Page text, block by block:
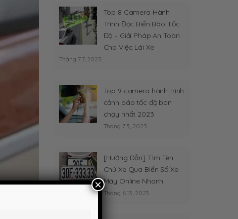
Top 8 Camera Hành
Trình Đọc Biển Báo Tốc
Độ – Giải Pháp An Toàn
Cho Việc Lái Xe
Tháng 7 7, 2023
Top 9 camera hành trình
cảnh báo tốc độ bán
chạy nhất 2023
Tháng 7 5, 2023
[Hướng Dẫn] Tìm Tên
Chủ Xe Qua Biển Số Xe
Máy Online Nhanh
Tháng 6 13, 2023
×